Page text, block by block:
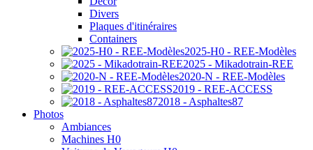
Divers
Plaques d'itinéraires
Containers
2025-H0 - REE-Modèles
2025 - Mikadotrain-REE
2020-N - REE-Modèles
2019 - REE-ACCESS
2018 - Asphaltes87
Photos
Ambiances
Machines H0